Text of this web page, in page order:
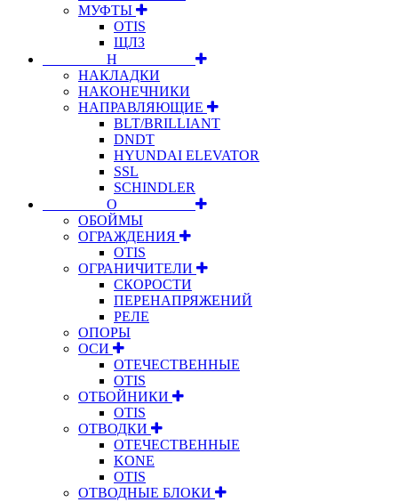
МУФТЫ
OTIS
ЩЛЗ
⠀⠀⠀⠀⠀⠀Н⠀⠀⠀⠀⠀⠀⠀
НАКЛАДКИ
НАКОНЕЧНИКИ
НАПРАВЛЯЮЩИЕ
BLT/BRILLIANT
DNDT
HYUNDAI ELEVATOR
SSL
SCHINDLER
⠀⠀⠀⠀⠀⠀О⠀⠀⠀⠀⠀⠀⠀
ОБОЙМЫ
ОГРАЖДЕНИЯ
OTIS
ОГРАНИЧИТЕЛИ
СКОРОСТИ
ПЕРЕНАПРЯЖЕНИЙ
РЕЛЕ
ОПОРЫ
ОСИ
ОТЕЧЕСТВЕННЫЕ
OTIS
ОТБОЙНИКИ
OTIS
ОТВОДКИ
ОТЕЧЕСТВЕННЫЕ
KONE
OTIS
ОТВОДНЫЕ БЛОКИ